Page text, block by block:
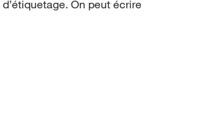
On peut écrire